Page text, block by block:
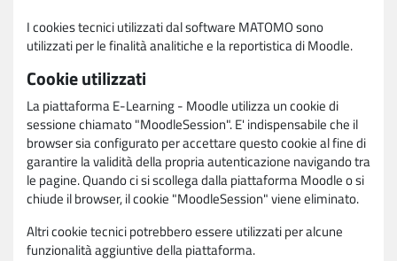
I cookies tecnici utilizzati dal software MATOMO sono
utilizzati per le finalità analitiche e la reportistica di Moodle.
Cookie utilizzati
La piattaforma E-Learning - Moodle utilizza un cookie di
sessione chiamato "MoodleSession". E' indispensabile che il
browser sia configurato per accettare questo cookie al fine di
garantire la validità della propria autenticazione navigando tra
le pagine. Quando ci si scollega dalla piattaforma Moodle o si
chiude il browser, il cookie "MoodleSession" viene eliminato.
Altri cookie tecnici potrebbero essere utilizzati per alcune
funzionalità aggiuntive della piattaforma.